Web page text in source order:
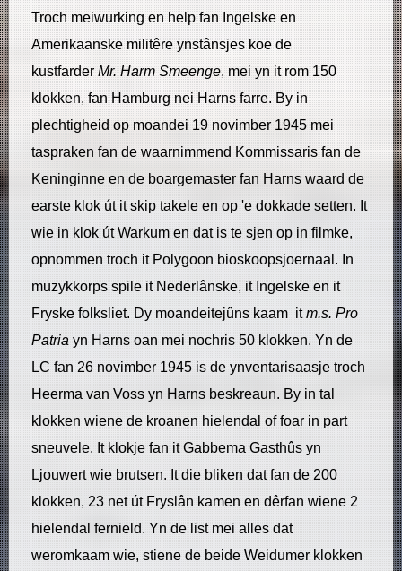
Troch meiwurking en help fan Ingelske en
Amerikaanske militêre ynstânsjes koe de
kustfarderMr. Harm Smeenge, mei yn it rom 150
klokken, fan Hamburg nei Harns farre. By in
plechtigheid op moandei 19 novimber 1945 mei
taspraken fan de waarnimmend Kommissaris fan de
Keninginne en de boargemaster fan Harns waard de
earste klok út it skip takele en op 'e dokkade setten. It
wie in klok út Warkum en dat is te sjen op in filmke,
opnommen troch it Polygoon bioskoopsjoernaal. In
muzykkorps spile it Nederlânske, it Ingelske en it
Fryske folksliet. Dy moandeitejûns kaam itm.s. Pro
Patria yn Harns oan mei nochris 50 klokken. Yn de
LC fan 26 novimber 1945 is de ynventarisaasje troch
Heerma van Voss yn Harns beskreaun. By in tal
klokken wiene de kroanen hielendal of foar in part
sneuvele. It klokje fan it Gabbema Gasthûs yn
Ljouwert wie brutsen. It die bliken dat fan de 200
klokken, 23 net út Fryslân kamen en dêrfan wiene 2
hielendal fernield. Yn de list mei alles dat
weromkaam wie, stiene de beide Weidumer klokken